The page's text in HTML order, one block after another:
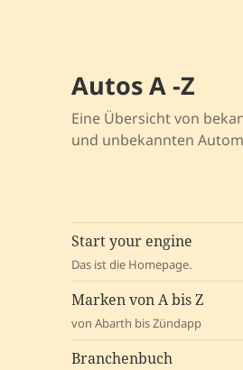
Autos A -Z
Eine Übersicht von
und unbekannten
Start your engine
Das ist die Homepage.
Marken von A bis Z
von Abarth bis Zündapp
Branchenbuch